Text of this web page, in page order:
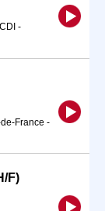
CDI -
France -
F)